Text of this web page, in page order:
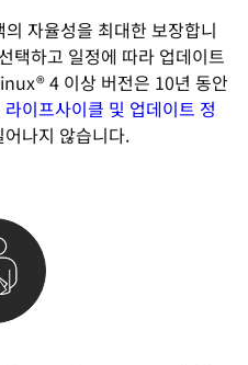
자율성을 최대한 보장합니
택하고 일정에 따라 업데이트
4 이상 버전은 10년 동안
라이프사이클 및 업데이트 정
나지 않습니다.